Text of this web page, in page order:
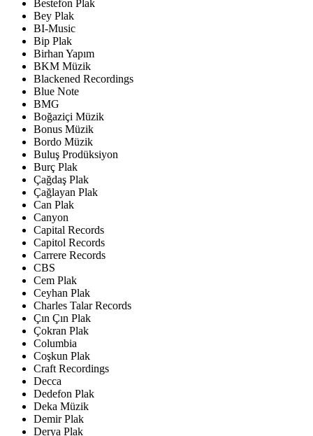
Bestefon Plak
Bey Plak
BI-Music
Bip Plak
Birhan Yapım
BKM Müzik
Blackened Recordings
Blue Note
BMG
Boğaziçi Müzik
Bonus Müzik
Bordo Müzik
Buluş Prodüksiyon
Burç Plak
Çağdaş Plak
Çağlayan Plak
Can Plak
Canyon
Capital Records
Capitol Records
Carrere Records
CBS
Cem Plak
Ceyhan Plak
Charles Talar Records
Çın Çın Plak
Çokran Plak
Columbia
Coşkun Plak
Craft Recordings
Decca
Dedefon Plak
Deka Müzik
Demir Plak
Derya Plak